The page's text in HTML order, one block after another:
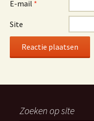
E-mail *
Site
Zoeken op site